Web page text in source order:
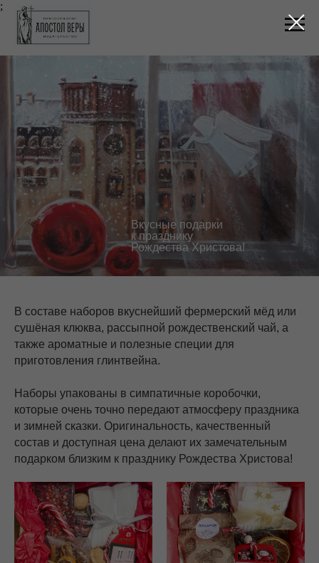
;
Вкусные подарки
к празднику
Рождества Христова!
В составе наборов вкуснейший фермерский мёд или
сушёная клюква, рассыпной рождественский чай, а
также ароматные и полезные специи для
приготовления глинтвейна.
Наборы упакованы в симпатичные коробочки,
которые очень точно передают атмосферу праздника
и зимней сказки. Оригинальность, качественный
состав и доступная цена делают их замечательным
подарком близким к празднику Рождества Христова!